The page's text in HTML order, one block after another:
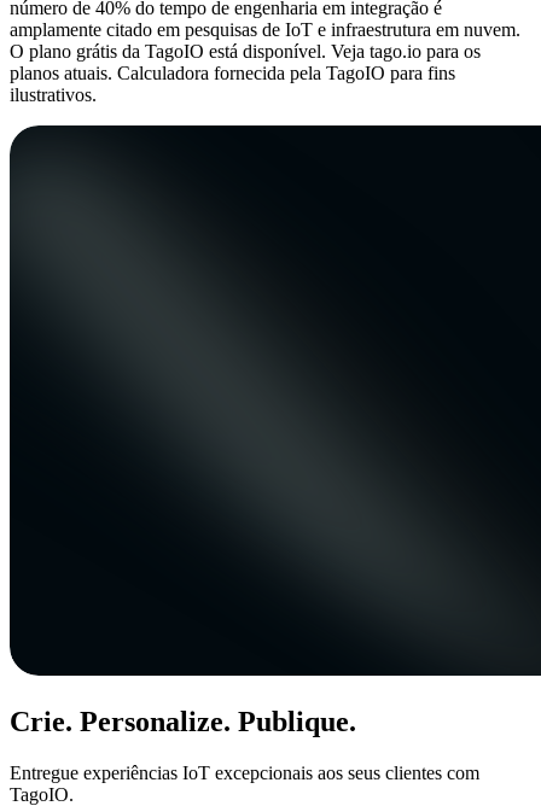
número de 40% do tempo de engenharia em integração é
amplamente citado em pesquisas de IoT e infraestrutura em nuvem.
O plano grátis da TagoIO está disponível. Veja tago.io para os
planos atuais. Calculadora fornecida pela TagoIO para fins
ilustrativos.
Crie. Personalize. Publique.
Entregue experiências IoT excepcionais aos seus clientes com
TagoIO.